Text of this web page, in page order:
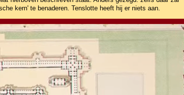
kern' te benaderen. Tenslotte heeft hij er niets aan.